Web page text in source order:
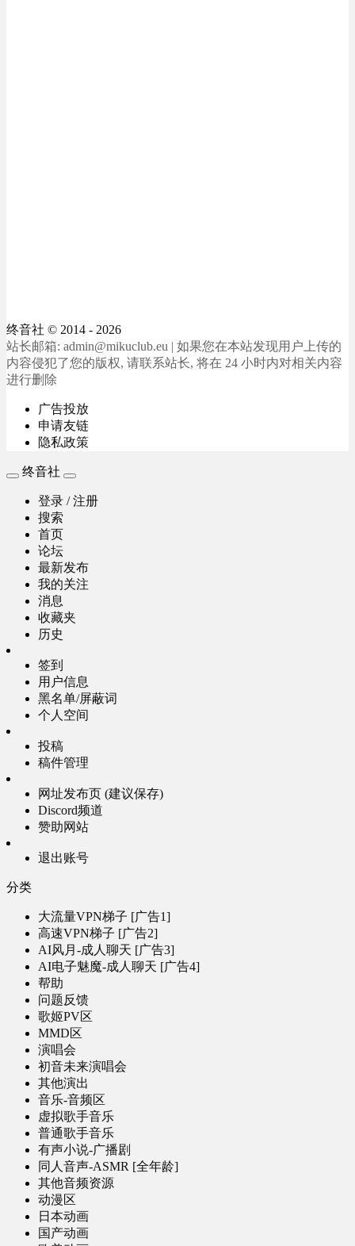
终音社 © 2014 - 2026
站长邮箱: admin@mikuclub.eu | 如果您在本站发现用户上传的
内容侵犯了您的版权, 请联系站长, 将在 24 小时内对相关内容
进行删除
广告投放
申请友链
隐私政策
终音社
登录 / 注册
搜索
首页
论坛
最新发布
我的关注
消息
收藏夹
历史
签到
用户信息
黑名单/屏蔽词
个人空间
投稿
稿件管理
网址发布页 (建议保存)
Discord频道
赞助网站
退出账号
分类
大流量VPN梯子 [广告1]
高速VPN梯子 [广告2]
AI风月-成人聊天 [广告3]
AI电子魅魔-成人聊天 [广告4]
帮助
问题反馈
歌姬PV区
MMD区
演唱会
初音未来演唱会
其他演出
音乐-音频区
虚拟歌手音乐
普通歌手音乐
有声小说-广播剧
同人音声-ASMR [全年龄]
其他音频资源
动漫区
日本动画
国产动画